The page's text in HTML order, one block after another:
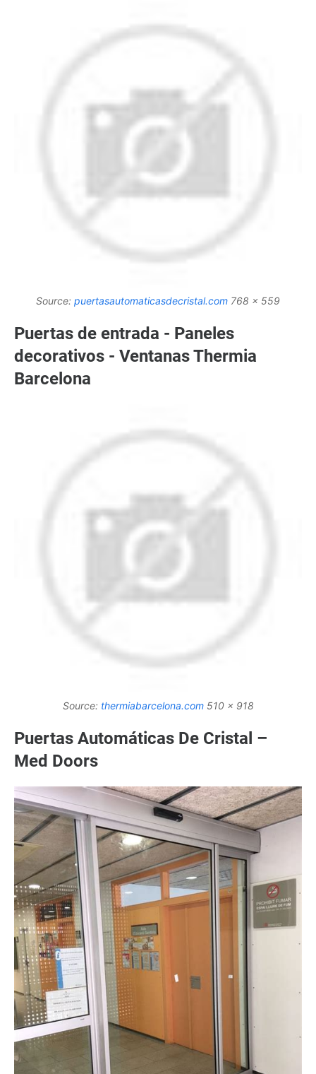
Source: puertasautomaticasdecristal.com 768 x 559
Puertas de entrada - Paneles
decorativos - Ventanas Thermia
Barcelona
Source: thermiabarcelona.com510 x 918
Puertas Automáticas De Cristal –
Med Doors